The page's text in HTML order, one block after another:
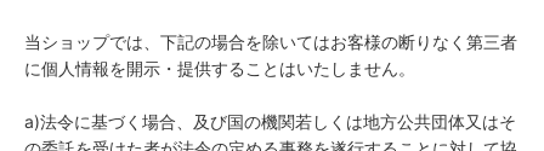
当ショップでは、下記の場合を除いてはお客様の断りなく第三者
に個人情報を開示・提供することはいたしません。
a)法令に基づく場合、及び国の機関若しくは地方公共団体又はそ